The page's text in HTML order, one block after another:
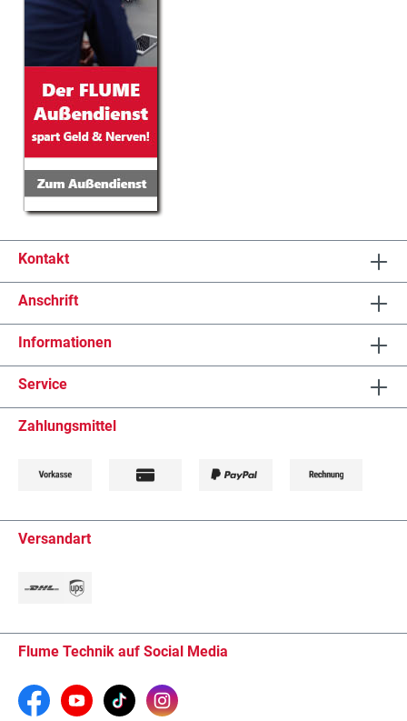
Kontakt
Anschrift
Informationen
Service
Zahlungsmittel
Versandart
Flume Technik auf Social Media